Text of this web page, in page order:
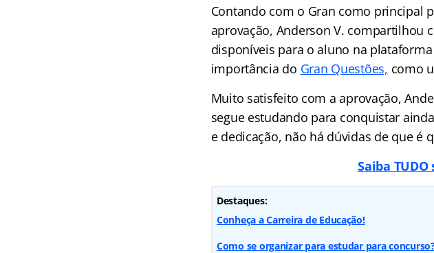
Contando com o Gran como principal
aprovação, Anderson V. compartilhou
disponíveis para o aluno na
importância do Gran Questões, como
Muito satisfeito com a aprovação,
segue estudando para conquistar
e dedicação, não há dúvidas de que é
Saiba TUDO
Destaques:
Conheça a Carreira de Educação!
Como se organizar para estudar para